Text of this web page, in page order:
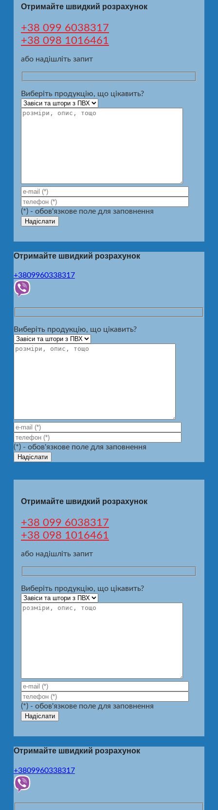
Отримайте швидкий розрахунок
+38 099 6038317
+38 098 1016461
або надішліть запит
Виберіть продукцію, що цікавить?
(*) - обов'язкове поле для заповнення
Отримайте швидкий розрахунок
+3809960338317
Виберіть продукцію, що цікавить?
(*) - обов'язкове поле для заповнення
Отримайте швидкий розрахунок
+38 099 6038317
+38 098 1016461
або надішліть запит
Виберіть продукцію, що цікавить?
(*) - обов'язкове поле для заповнення
Отримайте швидкий розрахунок
+3809960338317